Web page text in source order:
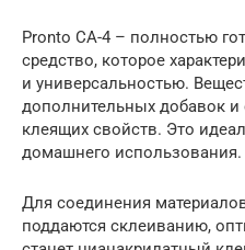
Pronto СА-4 – полностью
средство, которое
и универсальностью.
дополнительных добавок
клеящих свойств. Это
домашнего использования.
Для соединения
поддаются склеиванию,